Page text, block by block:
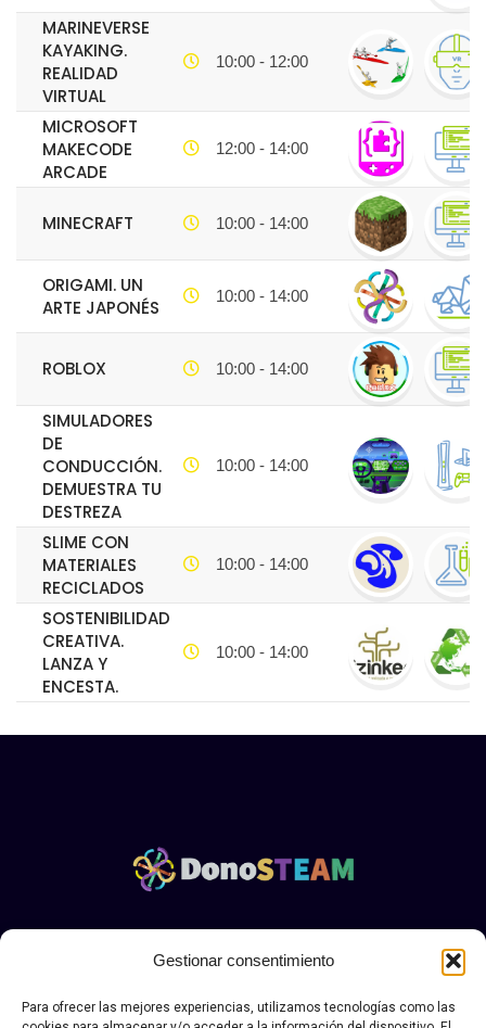
Gestionar consentimiento
Para ofrecer las mejores experiencias, utilizamos tecnologías como las
MARINEVERSE
KAYAKING.
REALIDAD
VIRTUAL
10:00 - 12:00
MICROSOFT
MAKECODE
ARCADE
12:00 - 14:00
MINECRAFT 10:00 - 14:00
ORIGAMI. UN
ARTE JAPONÉS
10:00 - 14:00
ROBLOX 10:00 - 14:00
SIMULADORES
DE
CONDUCCIÓN.
DEMUESTRA TU
DESTREZA
10:00 - 14:00
SLIME CON
MATERIALES
RECICLADOS
10:00 - 14:00
SOSTENIBILIDAD
CREATIVA.
LANZA Y
ENCESTA.
10:00 - 14:00
Aviso legal y politica de privacidad Donosteam
Política
© Copyright DONOSTEAN 2026. Todos los derechos